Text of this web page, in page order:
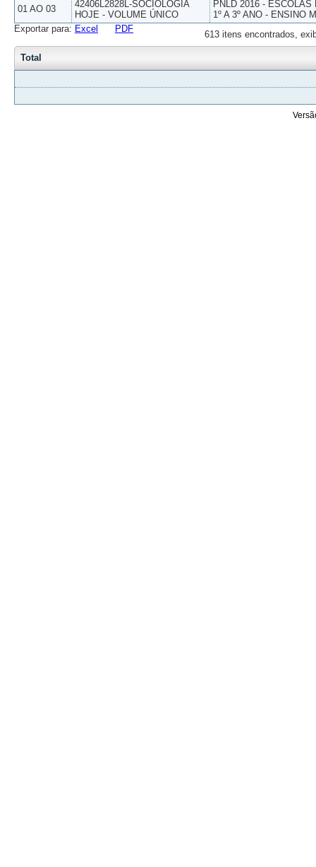
01 AO 03
42406L2828L-SOCIOLOGIA
HOJE - VOLUME ÚNICO
PNLD 2016 -
1º A 3º ANO - ENSINO
613 itens encontrados,
Exportar para: Excel PDF
Total